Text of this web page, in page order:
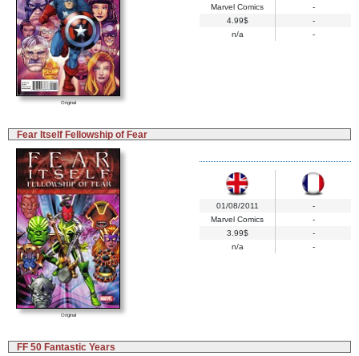
Original
Marvel Comics
-
4.99$
-
n/a
-
Fear Itself Fellowship of Fear
Original
01/08/2011
-
Marvel Comics
-
3.99$
-
n/a
-
FF 50 Fantastic Years